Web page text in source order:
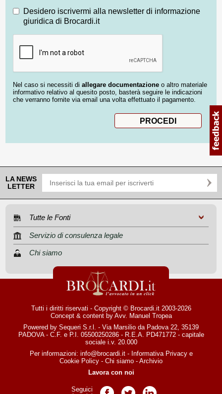
Desidero iscrivermi alla newsletter di informazione
giuridica di Brocardi.it
Nel caso si necessiti di allegare documentazione o altro materiale
informativo relativo al quesito posto, basterà seguire le indicazioni
che verranno fornite via email una volta effettuato il pagamento.
LA NEWS
LETTER
Tutte le Fonti
Servizio di consulenza legale
Chi siamo
Tutti i diritti riservati - Copyright © Brocardi.it 2003-2026
Concept & content by Avv. Manuel Tropea
Powered by Sequeri S.r.l. - Via Marsilio da Padova 22, 35139
PADOVA - C.F. e P.I. 05500250286 - R.E.A. PD471772 - capitale
sociale i.v. 20.000
Per informazioni: info@brocardi.it- Informativa Privacye
Cookie Policy - Chi siamo - Archivio
Lavora con noi
Seguici
Pagina Facebook
Pagina TwitterPagina LinkedIn